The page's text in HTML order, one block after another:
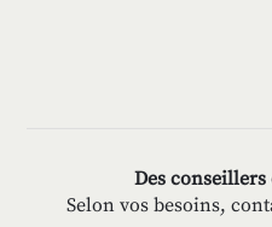
Des conseillers
Selon vos besoins,